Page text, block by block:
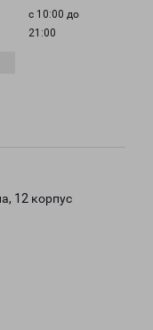
с 10:00 до
21:00
12 корпус